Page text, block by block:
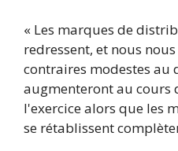
« Les marques de
redressent, et nous
contraires modestes au
augmenteront au cours
l'exercice alors que les
se rétablissent